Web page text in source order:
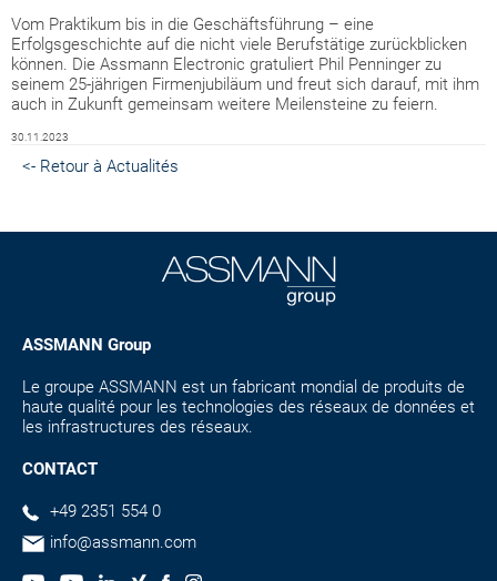
Vom Praktikum bis in die Geschäftsführung – eine
Erfolgsgeschichte auf die nicht viele Berufstätige zurückblicken
können. Die Assmann Electronic gratuliert Phil Penninger zu
seinem 25-jährigen Firmenjubiläum und freut sich darauf, mit ihm
auch in Zukunft gemeinsam weitere Meilensteine zu feiern.
30.11.2023
<- Retour à Actualités
ASSMANN Group
Le groupe ASSMANN est un fabricant mondial de produits de
haute qualité pour les technologies des réseaux de données et
les infrastructures des réseaux.
CONTACT
+49 2351 554 0
info@assmann.com